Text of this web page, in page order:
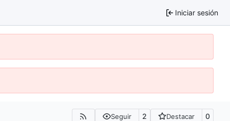
Iniciar sesión
Seguir 2 Destacar 0